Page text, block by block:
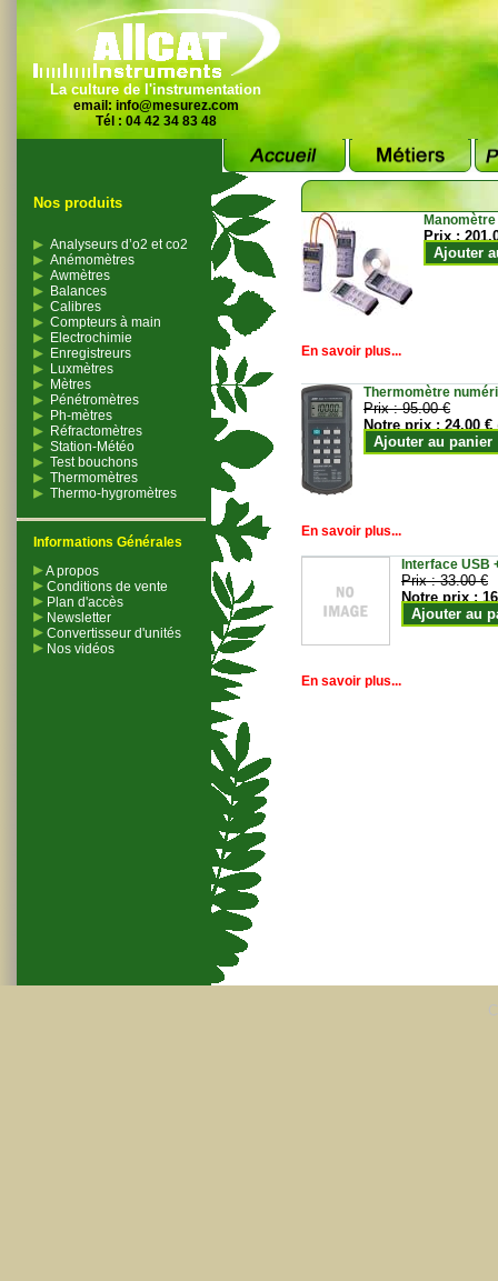
La culture de l'instrumentation
email: info@mesurez.com
Tél : 04 42 34 83 48
Nos produits
Analyseurs d’o2 et co2
Anémomètres
Awmètres
Balances
Calibres
Compteurs à main
Electrochimie
Enregistreurs
Luxmètres
Mètres
Pénétromètres
Ph-mètres
Réfractomètres
Station-Météo
Test bouchons
Thermomètres
Thermo-hygromètres
Informations Générales
A propos
Conditions de vente
Plan d'accès
Newsletter
Convertisseur d'unités
Nos vidéos
Prix :
Ajouter
En savoir plus...
Thermomètre
Prix :95.00 €
Notre prix :24.00 €
Ajouter au panier
En savoir plus...
Interface USB
Prix :33.00 €
Notre prix :
Ajouter au
En savoir plus...